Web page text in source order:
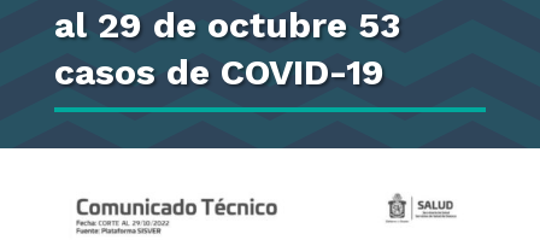
al 29 de octubre 53
casos de COVID-19